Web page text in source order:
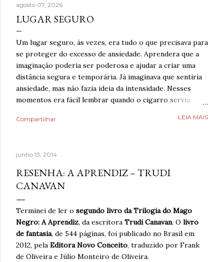
agosto 07, 2026
LUGAR SEGURO
Um lugar seguro, às vezes, era tudo o que precisava para
se proteger do excesso de ansiedade. Aprendera que a
imaginação poderia ser poderosa e ajudar a criar uma
distância segura e temporária. Já imaginava que sentiria
ansiedade, mas não fazia ideia da intensidade. Nesses
momentos era fácil lembrar quando o cigarro servia
aprender a lidar com isso livre de nicotina. Caminhar,
para se distrair. Existia um limite de quanto era possível
diminuir a ansiedade, mas cada pequena coisa fazia toda
ninguém. Então, temporariamente se imaginar em um
lugar seguro poderia fazer toda diferença. Era algo que
muita gente já fazia de forma intuitiva, mas que ao
reaprender ganha um novo significado. Após dias sem
escrever, estava sentindo falta de brincar com as
palavras. A verdade é qu...
Compartilhar LEIA MAIS
junho 13, 2014
RESENHA: A APRENDIZ – TRUDI
CANAVAN
Terminei de ler o segundo livro da Trilogia do Mago
Negro: A Aprendiz, da escritora Trudi Canavan. O livro
de fantasia, de 544 páginas, foi publicado no Brasil em
2012, pela Editora Novo Conceito, traduzido por Frank
de Oliveira e Júlio Monteiro de Oliveira.